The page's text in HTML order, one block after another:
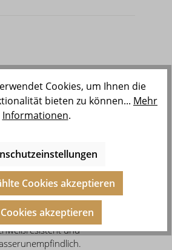
bedenkenlos tragen,
gegen Nickel und Co.
bist, denn unser Schmuck
aus Edelstahl und ist 14
999 feinversilbert
Zudem ist er
und
Cookies, um Ihnen die
bieten zu können... Mehr
Informationen.
Cookies akzeptieren
akzeptieren